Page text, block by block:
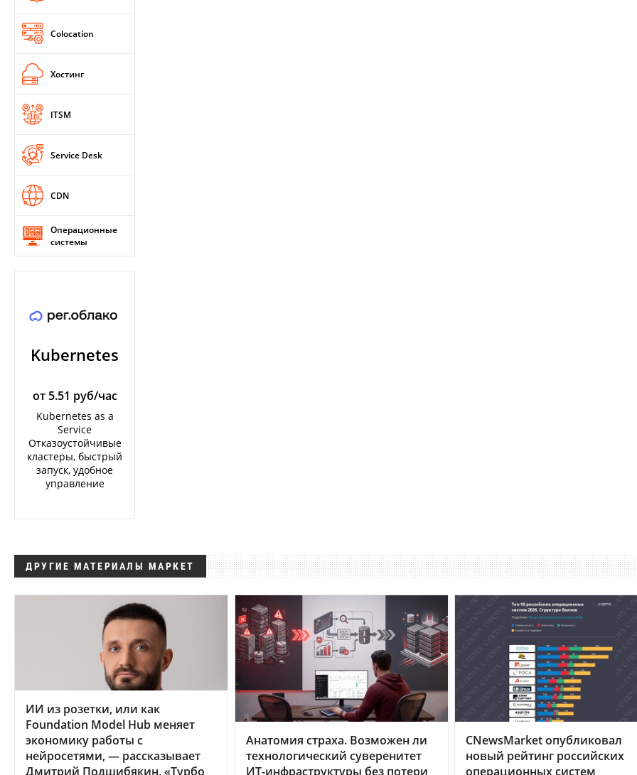
Colocation
Хостинг
ITSM
Service Desk
CDN
Операционные
системы
Kubernetes
от 5.51 руб/час
Kubernetes as a
Service
Отказоустойчивые
кластеры, быстрый
запуск, удобное
управление
ДРУГИЕ МАТЕРИАЛЫ МАРКЕТ
ИИ из розетки, или как
Foundation Model Hub меняет
экономику работы с
нейросетями, — рассказывает
Дмитрий Подшибякин, «Турбо
Анатомия страха. Возможен ли
технологический суверенитет
ИТ-инфраструктуры без потери
CNewsMarket опубликовал
новый рейтинг российских
операционных систем